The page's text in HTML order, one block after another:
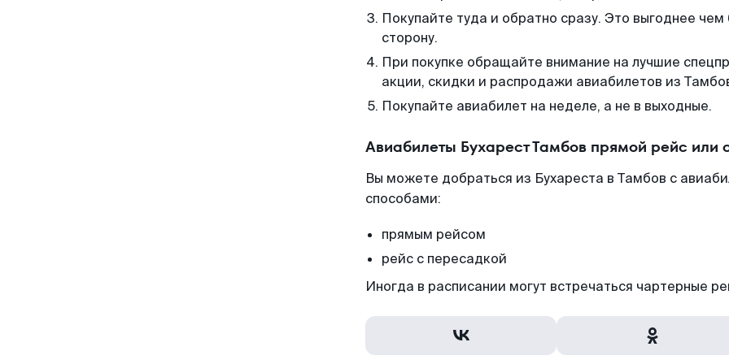
Покупайте туда и обратно сразу. Это выгоднее
сторону.
При покупке обращайте внимание на лучшие
акции, скидки и распродажи авиабилетов из
Покупайте авиабилет на неделе, а не в выходные.
Авиабилеты Бухарест Тамбов прямой рейс или
Вы можете добраться из Бухареста в Тамбов с
способами:
прямым рейсом
рейс с пересадкой
Иногда в расписании могут встречаться чартерные